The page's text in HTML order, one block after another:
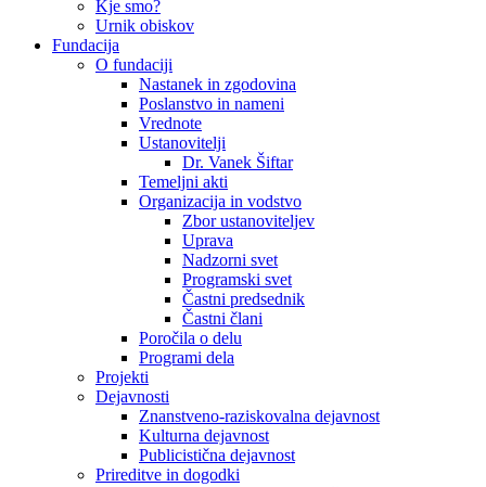
Kje smo?
Urnik obiskov
Fundacija
O fundaciji
Nastanek in zgodovina
Poslanstvo in nameni
Vrednote
Ustanovitelji
Dr. Vanek Šiftar
Temeljni akti
Organizacija in vodstvo
Zbor ustanoviteljev
Uprava
Nadzorni svet
Programski svet
Častni predsednik
Častni člani
Poročila o delu
Programi dela
Projekti
Dejavnosti
Znanstveno-raziskovalna dejavnost
Kulturna dejavnost
Publicistična dejavnost
Prireditve in dogodki